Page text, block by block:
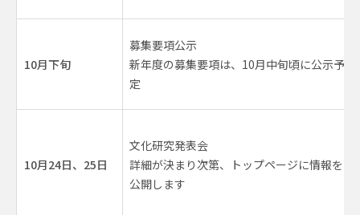
10月下旬
募集要項公示
新年度の募集要項は、10月中旬頃に公示予
定
10月24日、25日
文化研究発表会
詳細が決まり次第、トップページに情報を
公開します